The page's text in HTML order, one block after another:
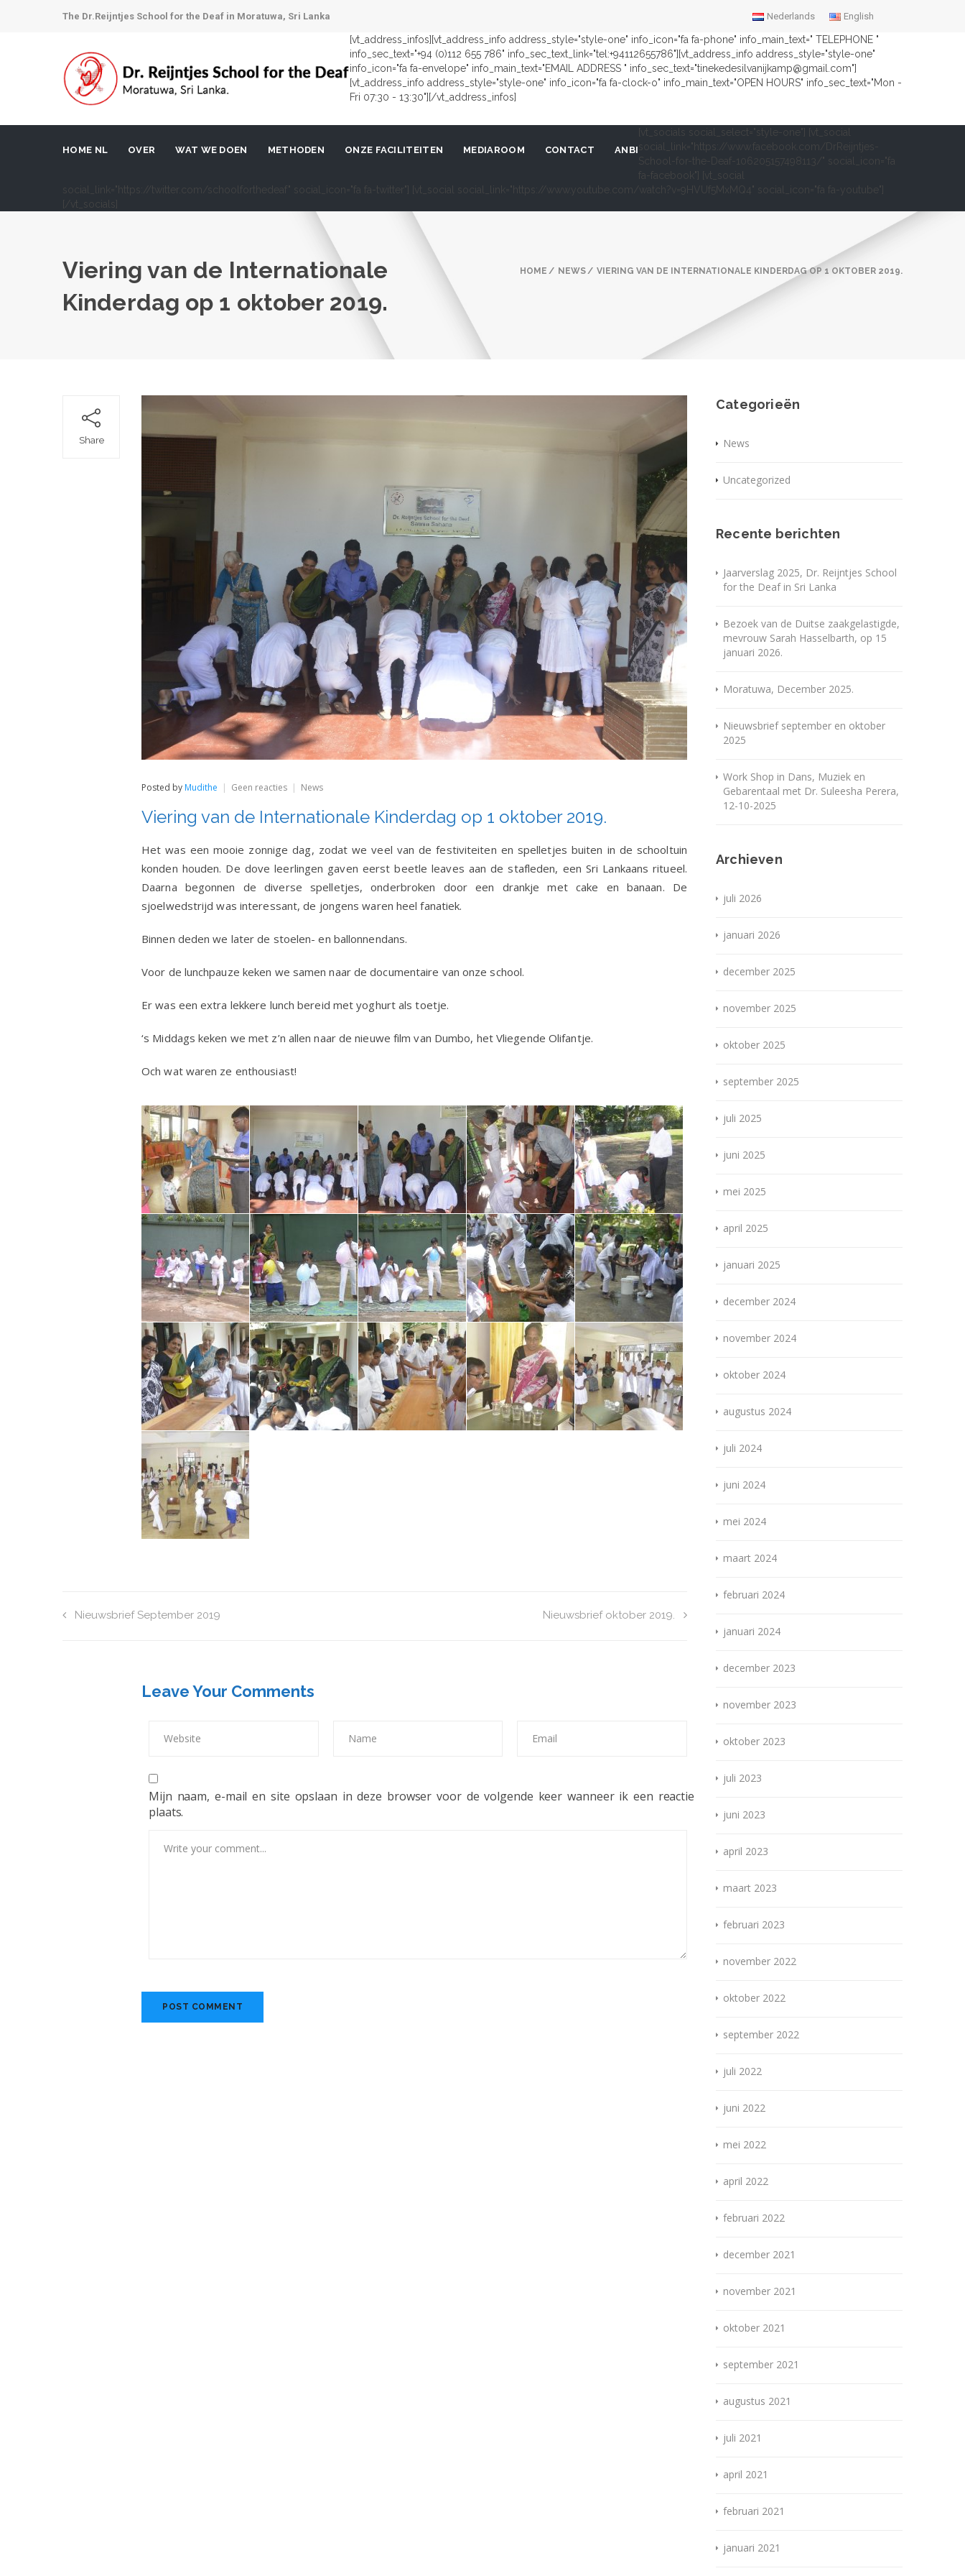
The Dr.Reijntjes School for the Deaf in Moratuwa, Sri Lanka Nederlands English
[vt_address_infos][vt_address_info address_style="style-one" info_icon="fa fa-phone" info_main_text=" TELEPHONE "
info_sec_text="+94 (0)112 655 786" info_sec_text_link="tel:+94112655786"][vt_address_info address_style="style-one"
info_icon="fa fa-envelope" info_main_text="EMAIL ADDRESS " info_sec_text="tinekedesilvanijkamp@gmail.com"]
[vt_address_info address_style="style-one" info_icon="fa fa-clock-o" info_main_text="OPEN HOURS" info_sec_text="Mon -
Fri 07:30 - 13:30"][/vt_address_infos]
HOME NL OVER WAT WE DOEN METHODEN ONZE FACILITEITEN MEDIAROOM CONTACT ANBI
[vt_socials social_select="style-one"] [vt_social
social_link="https://www.facebook.com/DrReijntjes-
School-for-the-Deaf-106205157498113/" social_icon="fa
fa-facebook"] [vt_social
social_link="https://twitter.com/schoolforthedeaf" social_icon="fa fa-twitter"] [vt_social social_link="https://www.youtube.com/watch?v=9HVUf5MxMQ4" social_icon="fa fa-youtube"]
[/vt_socials]
Viering van de Internationale
Kinderdag op 1 oktober 2019.
HOME NEWS VIERING VAN DE INTERNATIONALE KINDERDAG OP 1 OKTOBER 2019.
Share
Posted by Mudithe Geen reactiesop
van
de
Kinderdag
1
oktober
News
Viering van de Internationale Kinderdag op 1 oktober 2019.
Het was een mooie zonnige dag, zodat we veel van de festiviteiten en spelletjes buiten in de schooltuin
konden houden. De dove leerlingen gaven eerst beetle leaves aan de stafleden, een Sri Lankaans ritueel.
Daarna begonnen de diverse spelletjes, onderbroken door een drankje met cake en banaan. De
sjoelwedstrijd was interessant, de jongens waren heel fanatiek.
Binnen deden we later de stoelen- en ballonnendans.
Voor de lunchpauze keken we samen naar de documentaire van onze school.
Er was een extra lekkere lunch bereid met yoghurt als toetje.
‘s Middags keken we met z’n allen naar de nieuwe film van Dumbo, het Vliegende Olifantje.
Och wat waren ze enthousiast!
Nieuwsbrief September 2019 Nieuwsbrief oktober 2019.
Leave Your Comments
Mijn naam, e-mail en site opslaan in deze browser voor de volgende keer wanneer ik een reactie
plaats.
Categorieën
News
Uncategorized
Recente berichten
Jaarverslag 2025, Dr. Reijntjes School
for the Deaf in Sri Lanka
Bezoek van de Duitse zaakgelastigde,
mevrouw Sarah Hasselbarth, op 15
januari 2026.
Moratuwa, December 2025.
Nieuwsbrief september en oktober
2025
Work Shop in Dans, Muziek en
Gebarentaal met Dr. Suleesha Perera,
12-10-2025
Archieven
juli 2026
januari 2026
december 2025
november 2025
oktober 2025
september 2025
juli 2025
juni 2025
mei 2025
april 2025
januari 2025
december 2024
november 2024
oktober 2024
augustus 2024
juli 2024
juni 2024
mei 2024
maart 2024
februari 2024
januari 2024
december 2023
november 2023
oktober 2023
juli 2023
juni 2023
april 2023
maart 2023
februari 2023
november 2022
oktober 2022
september 2022
juli 2022
juni 2022
mei 2022
april 2022
februari 2022
december 2021
november 2021
oktober 2021
september 2021
augustus 2021
juli 2021
april 2021
februari 2021
januari 2021